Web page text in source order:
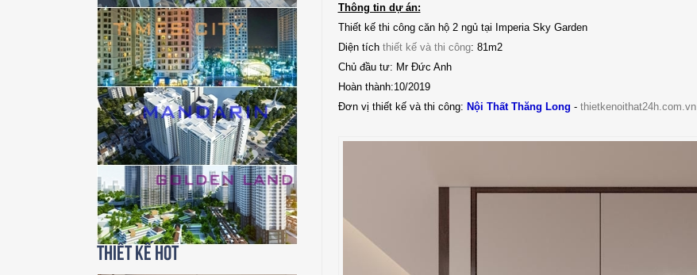
Thiết kế HOT
Thông tin dự án:
Thiết kế thi công căn hộ 2 ngủ tại Imperia Sky Garden
Diện tích thiết kế và thi công: 81m2
Chủ đầu tư: Mr Đức Anh
Hoàn thành:10/2019
Đơn vị thiết kế và thi công: Nội Thất Thăng Long - thietkenoithat24h.com.vn